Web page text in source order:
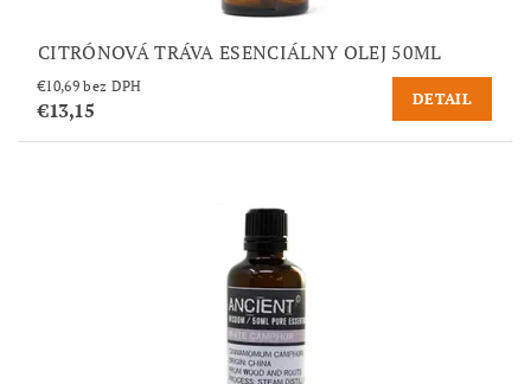
CITRÓNOVÁ TRÁVA ESENCIÁLNY OLEJ 50ML
€10,69 bez DPH
€13,15 DETAIL